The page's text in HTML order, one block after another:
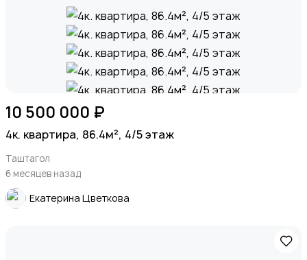
10 500 000 ₽
4к. квартира, 86.4м², 4/5 этаж
Таштагол
6 месяцев назад
Екатерина Цветкова